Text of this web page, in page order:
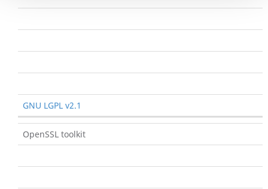
GNU LGPL v2.1
OpenSSL toolkit